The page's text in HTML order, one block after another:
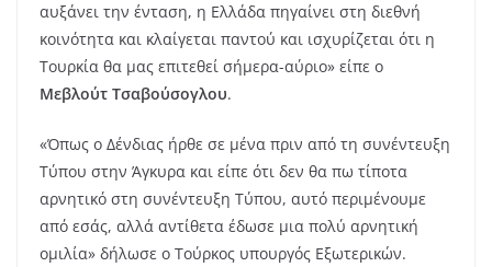
αυξάνει την ένταση, η Ελλάδα πηγαίνει στη διεθνή
κοινότητα και κλαίγεται παντού και ισχυρίζεται ότι η
Τουρκία θα μας επιτεθεί σήμερα-αύριο» είπε ο
Μεβλούτ Τσαβούσογλου.
«Όπως ο Δένδιας ήρθε σε μένα πριν από τη συνέντευξη
Τύπου στην Άγκυρα και είπε ότι δεν θα πω τίποτα
αρνητικό στη συνέντευξη Τύπου, αυτό περιμένουμε
από εσάς, αλλά αντίθετα έδωσε μια πολύ αρνητική
ομιλία» δήλωσε ο Τούρκος υπουργός Εξωτερικών.